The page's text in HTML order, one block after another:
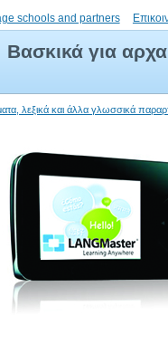
schools and partners
Βασκικά για
λεξικά και άλλα γλωσσικά